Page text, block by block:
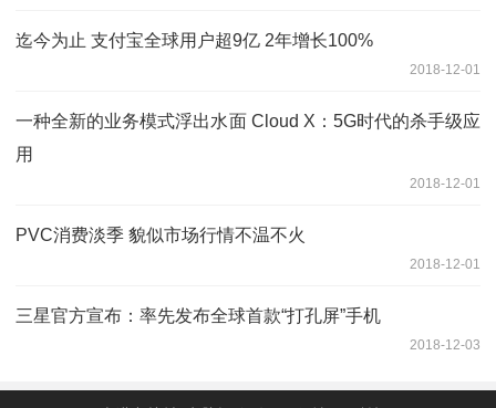
迄今为止 支付宝全球用户超9亿 2年增长100%
2018-12-01
一种全新的业务模式浮出水面 Cloud X：5G时代的杀手级应
用
2018-12-01
PVC消费淡季 貌似市场行情不温不火
2018-12-01
三星官方宣布：率先发布全球首款“打孔屏”手机
2018-12-03